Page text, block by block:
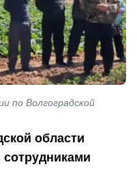
по Волгоградской
области